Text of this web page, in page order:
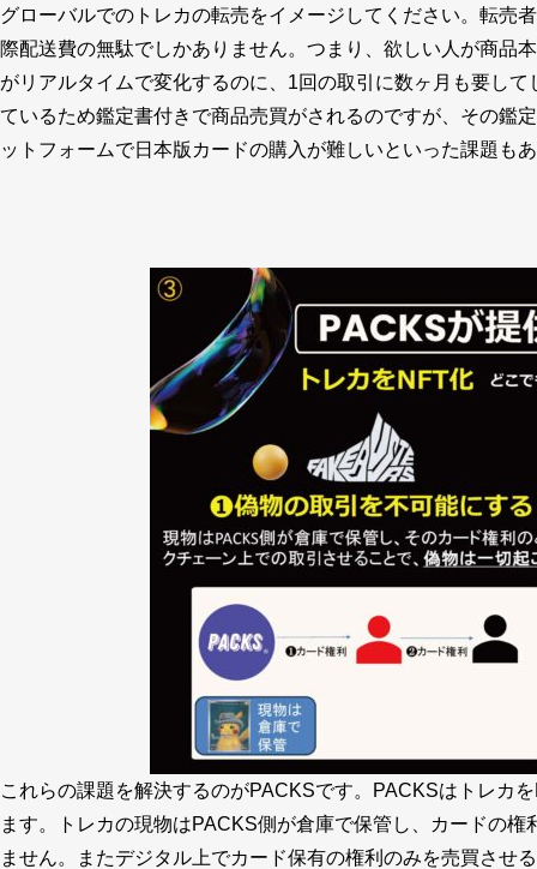
グローバルでのトレカの転売をイメージしてください。転売
際配送費の無駄でしかありません。つまり、欲しい人が商品
がリアルタイムで変化するのに、1回の取引に数ヶ月も要し
ているため鑑定書付きで商品売買がされるのですが、その鑑
ットフォームで日本版カードの購入が難しいといった課題も
これらの課題を解決するのがPACKSです。PACKSはトレカ
ます。トレカの現物はPACKS側が倉庫で保管し、カードの
ません。またデジタル上でカード保有の権利のみを売買させ